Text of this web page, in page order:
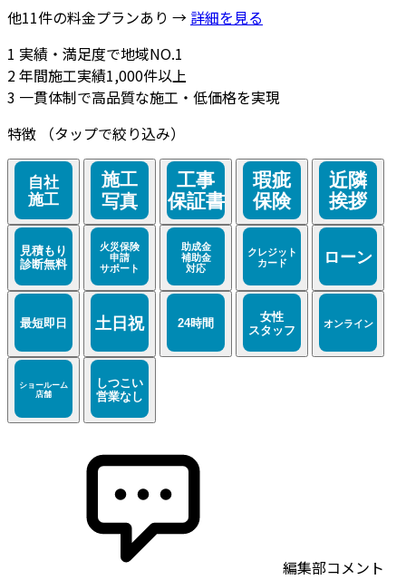
他11件の料金プランあり → 詳細を見る
1 実績・満足度で地域NO.1
2年間施工実績1,000件以上
3 一貫体制で高品質な施工・低価格を実現
特徴
（タップで絞り込み）
編集部コメント